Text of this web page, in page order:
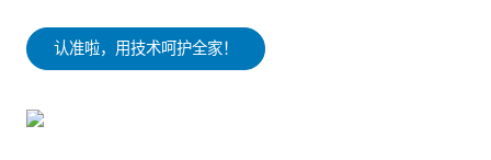
认准啦，用技术呵护全家！